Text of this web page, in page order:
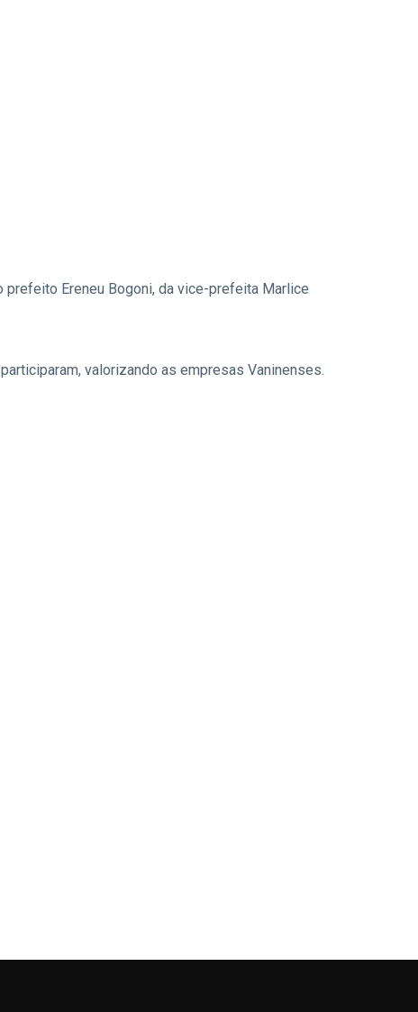
Ereneu Bogoni, da vice-prefeita Marlice
valorizando as empresas Vaninenses.